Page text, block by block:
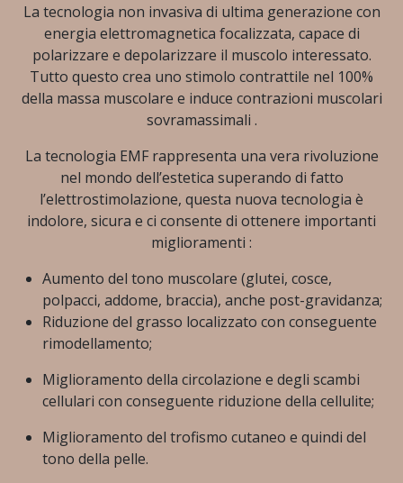
La tecnologia non invasiva di ultima generazione con
energia elettromagnetica focalizzata, capace di
polarizzare e depolarizzare il muscolo interessato.
Tutto questo crea uno stimolo contrattile nel 100%
della massa muscolare e induce contrazioni muscolari
sovramassimali .
La tecnologia EMF rappresenta una vera rivoluzione
nel mondo dell’estetica superando di fatto
l’elettrostimolazione, questa nuova tecnologia è
indolore, sicura e ci consente di ottenere importanti
miglioramenti :
Aumento del tono muscolare (glutei, cosce,
polpacci, addome, braccia), anche post-gravidanza;
Riduzione del grasso localizzato con conseguente
rimodellamento;
Miglioramento della circolazione e degli scambi
cellulari con conseguente riduzione della cellulite;
Miglioramento del trofismo cutaneo e quindi del
tono della pelle.